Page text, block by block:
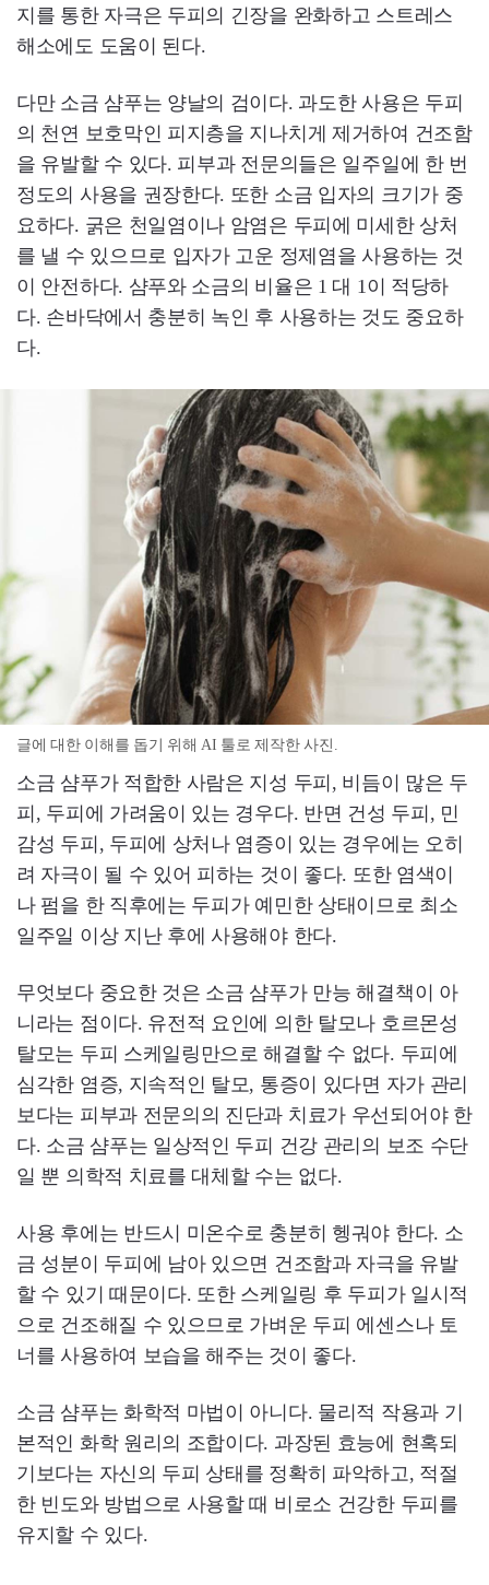
지를 통한 자극은 두피의 긴장을 완화하고 스트레스
해소에도 도움이 된다.
다만 소금 샴푸는 양날의 검이다. 과도한 사용은 두피
의 천연 보호막인 피지층을 지나치게 제거하여 건조함
을 유발할 수 있다. 피부과 전문의들은 일주일에 한 번
정도의 사용을 권장한다. 또한 소금 입자의 크기가 중
요하다. 굵은 천일염이나 암염은 두피에 미세한 상처
를 낼 수 있으므로 입자가 고운 정제염을 사용하는 것
이 안전하다. 샴푸와 소금의 비율은 1 대 1이 적당하
다. 손바닥에서 충분히 녹인 후 사용하는 것도 중요하
다.
글에 대한 이해를 돕기 위해 AI 툴로 제작한 사진.
소금 샴푸가 적합한 사람은 지성 두피, 비듬이 많은 두
피, 두피에 가려움이 있는 경우다. 반면 건성 두피, 민
감성 두피, 두피에 상처나 염증이 있는 경우에는 오히
려 자극이 될 수 있어 피하는 것이 좋다. 또한 염색이
나 펌을 한 직후에는 두피가 예민한 상태이므로 최소
일주일 이상 지난 후에 사용해야 한다.
무엇보다 중요한 것은 소금 샴푸가 만능 해결책이 아
니라는 점이다. 유전적 요인에 의한 탈모나 호르몬성
탈모는 두피 스케일링만으로 해결할 수 없다. 두피에
심각한 염증, 지속적인 탈모, 통증이 있다면 자가 관리
보다는 피부과 전문의의 진단과 치료가 우선되어야 한
다. 소금 샴푸는 일상적인 두피 건강 관리의 보조 수단
일 뿐 의학적 치료를 대체할 수는 없다.
사용 후에는 반드시 미온수로 충분히 헹궈야 한다. 소
금 성분이 두피에 남아 있으면 건조함과 자극을 유발
할 수 있기 때문이다. 또한 스케일링 후 두피가 일시적
으로 건조해질 수 있으므로 가벼운 두피 에센스나 토
너를 사용하여 보습을 해주는 것이 좋다.
소금 샴푸는 화학적 마법이 아니다. 물리적 작용과 기
본적인 화학 원리의 조합이다. 과장된 효능에 현혹되
기보다는 자신의 두피 상태를 정확히 파악하고, 적절
한 빈도와 방법으로 사용할 때 비로소 건강한 두피를
유지할 수 있다.